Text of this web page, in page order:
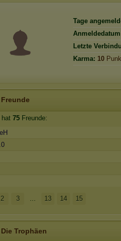
Tage
Letzte
Karma: 10
Freunde
hat 75 Freunde:
2 3 ... 13 14 15
Die Trophäen